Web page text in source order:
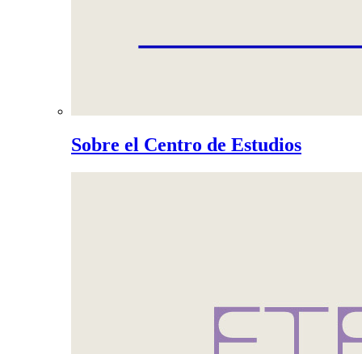
Sobre el Centro de Estudios